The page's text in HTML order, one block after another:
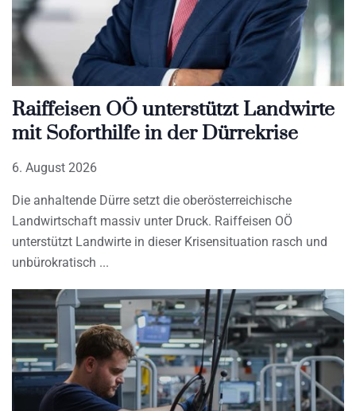
Raiffeisen OÖ unterstützt Landwirte
mit Soforthilfe in der Dürrekrise
6. August 2026
Die anhaltende Dürre setzt die oberösterreichische
Landwirtschaft massiv unter Druck. Raiffeisen OÖ
unterstützt Landwirte in dieser Krisensituation rasch und
unbürokratisch